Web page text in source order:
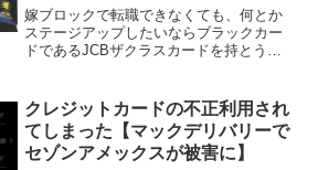
嫁ブロックで転職できなくても、何とか
ステージアップしたいならブラックカー
ドであるJCBザクラスカードを持とう！
い条件の転職もご破算になってしまっ
た！という事なんですが、せ...
クレジットカードの不正利用され
てしまった【マックデリバリーで
セゾンアメックスが被害に】